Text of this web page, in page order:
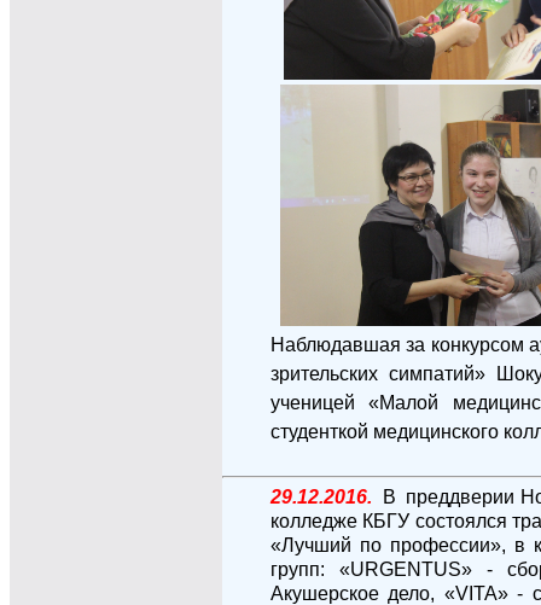
Наблюдавшая за конкурсом
зрительских симпатий»
ученицей «Малой
студенткой медицинского
29.12.2016.
В преддверии
колледже КБГУ состоялся
«Лучший по профессии», в
групп: «URGENTUS» -
Акушерское дело, «VITA» -